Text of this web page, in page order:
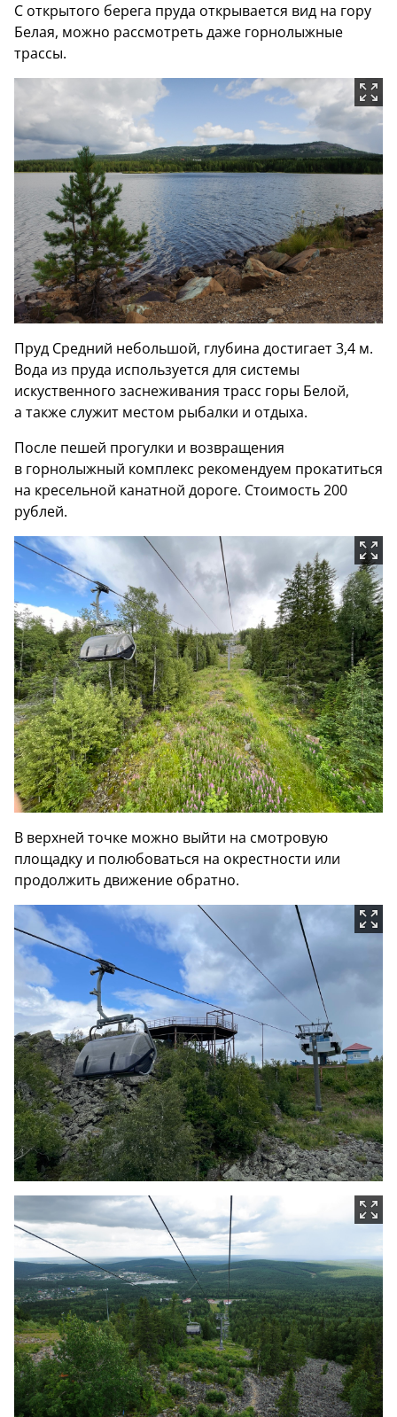
С открытого берега пруда открывается вид на гору
Белая, можно рассмотреть даже горнолыжные
трассы.
Пруд Средний небольшой, глубина достигает 3,4 м.
Вода из пруда используется для системы
искуственного заснеживания трасс горы Белой,
а также служит местом рыбалки и отдыха.
После пешей прогулки и возвращения
в горнолыжный комплекс рекомендуем прокатиться
на кресельной канатной дороге. Стоимость 200
рублей.
В верхней точке можно выйти на смотровую
площадку и полюбоваться на окрестности или
продолжить движение обратно.